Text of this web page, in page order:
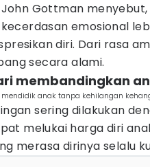
John Gottman
emosional
diri. Dari rasa
secara alami.
membandingkan
anak tanpa kehilangan
sering dilakukan
melukai harga diri
merasa dirinya selalu